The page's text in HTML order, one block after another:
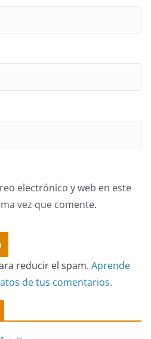
electrónico y web en este
vez que comente.
reducir el spam. Aprende
de tus comentarios.